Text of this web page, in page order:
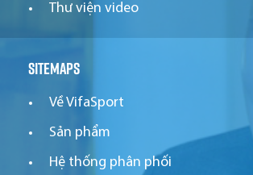
Thư viện video
Sitemaps
Về VifaSport
Sản phẩm
Hệ thống phân phối